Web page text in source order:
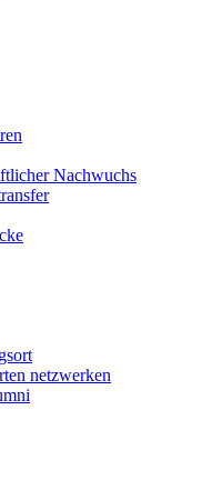
Nachwuchs
netzwerken